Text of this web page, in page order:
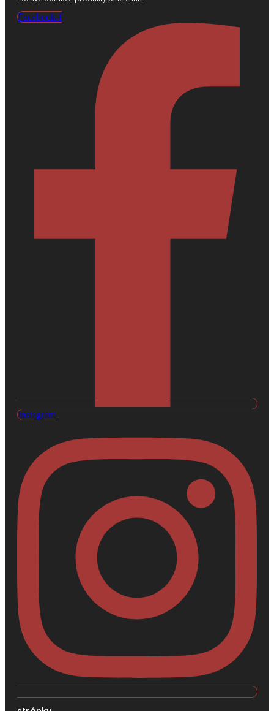
Facebook-f
Instagram